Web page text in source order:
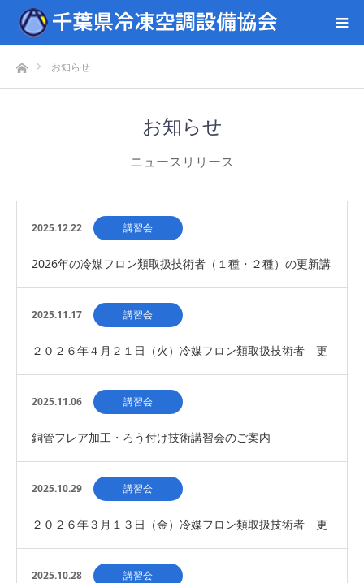
ホームお知らせ
お知らせ
ニュースリリース
2025.12.22 講習会
2026年の冷媒フロン類取扱技術者（１種・２種）の更新講
習会（千葉会場）開催について
2025.11.17 講習会
２０２６年４月２１日（火）冷媒フロン類取扱技術者 更
新講習会開催について 募集締切
2025.11.06 講習会
銅管フレア加工・ろう付け技術講習会のご案内
2025.10.29 講習会
２０２６年３月１３日（金）冷媒フロン類取扱技術者 更
新講習会開催について（募集締切）
2025.10.28 講習会